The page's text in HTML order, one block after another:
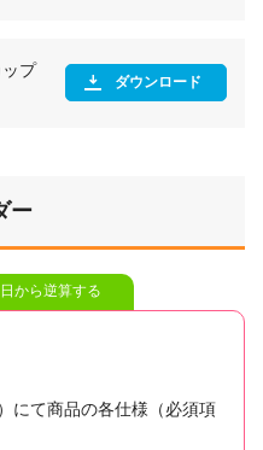
ップ
ダウンロード
ー
から逆算する
にて商品の各仕様（必須項